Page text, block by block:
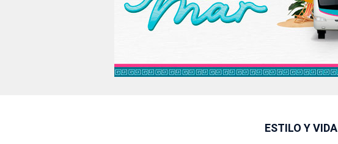
ESTILO Y VIDA